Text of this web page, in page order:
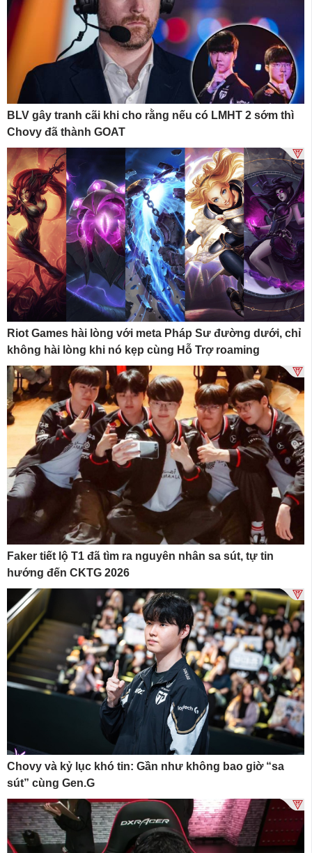
BLV gây tranh cãi khi cho rằng nếu có LMHT 2 sớm thì
Chovy đã thành GOAT
Riot Games hài lòng với meta Pháp Sư đường dưới, chỉ
không hài lòng khi nó kẹp cùng Hỗ Trợ roaming
Faker tiết lộ T1 đã tìm ra nguyên nhân sa sút, tự tin
hướng đến CKTG 2026
Chovy và kỷ lục khó tin: Gần như không bao giờ “sa
sút” cùng Gen.G